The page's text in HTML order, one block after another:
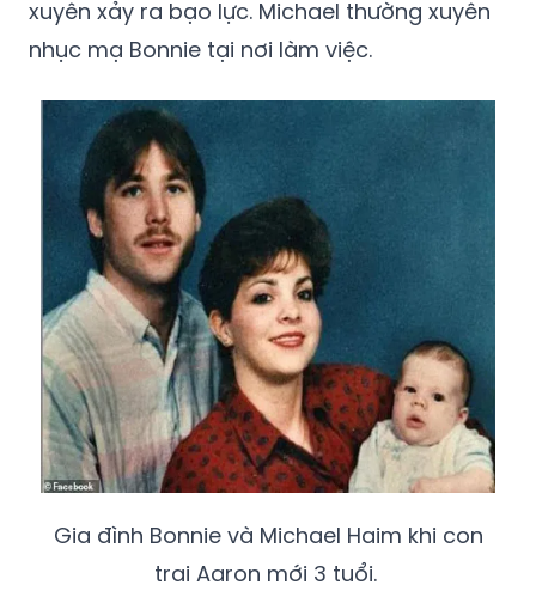
xuyên xảy ra bạo lực. Michael thường xuyên
nhục mạ Bonnie tại nơi làm việc.
Gia đình Bonnie và Michael Haim khi con
trai Aaron mới 3 tuổi.